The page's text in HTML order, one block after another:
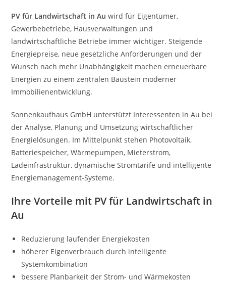
PV für Landwirtschaft in Au wird für Eigentümer,
Gewerbebetriebe, Hausverwaltungen und
landwirtschaftliche Betriebe immer wichtiger. Steigende
Energiepreise, neue gesetzliche Anforderungen und der
Wunsch nach mehr Unabhängigkeit machen erneuerbare
Energien zu einem zentralen Baustein moderner
Immobilienentwicklung.
Sonnenkaufhaus GmbH unterstützt Interessenten in Au bei
der Analyse, Planung und Umsetzung wirtschaftlicher
Energielösungen. Im Mittelpunkt stehen Photovoltaik,
Batteriespeicher, Wärmepumpen, Mieterstrom,
Ladeinfrastruktur, dynamische Stromtarife und intelligente
Energiemanagement-Systeme.
Ihre Vorteile mit PV für Landwirtschaft in
Au
Reduzierung laufender Energiekosten
höherer Eigenverbrauch durch intelligente
Systemkombination
bessere Planbarkeit der Strom- und Wärmekosten